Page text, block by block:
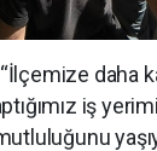
daha
iş